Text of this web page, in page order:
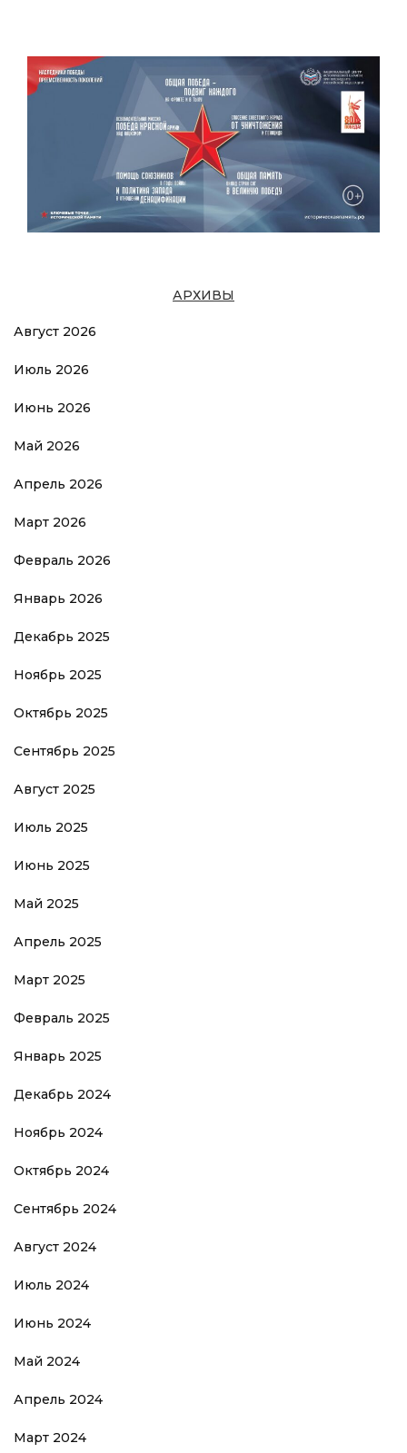
АРХИВЫ
Август 2026
Июль 2026
Июнь 2026
Май 2026
Апрель 2026
Март 2026
Февраль 2026
Январь 2026
Декабрь 2025
Ноябрь 2025
Октябрь 2025
Сентябрь 2025
Август 2025
Июль 2025
Июнь 2025
Май 2025
Апрель 2025
Март 2025
Февраль 2025
Январь 2025
Декабрь 2024
Ноябрь 2024
Октябрь 2024
Сентябрь 2024
Август 2024
Июль 2024
Июнь 2024
Май 2024
Апрель 2024
Март 2024